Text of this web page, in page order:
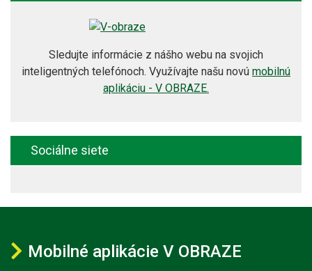
Sledujte informácie z nášho webu na svojich
inteligentných telefónoch. Využívajte našu novú mobilnú
aplikáciu - V OBRAZE.
Sociálne siete
Mobilné aplikácie V OBRAZE